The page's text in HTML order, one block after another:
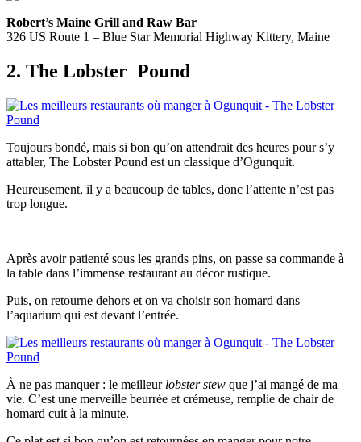
Robert’s Maine Grill and Raw Bar
326 US Route 1 – Blue Star Memorial Highway Kittery, Maine
2. The Lobster Pound
Toujours bondé, mais si bon qu’on attendrait des heures pour s’y
attabler, The Lobster Pound est un classique d’Ogunquit.
Heureusement, il y a beaucoup de tables, donc l’attente n’est pas
trop longue.
Après avoir patienté sous les grands pins, on passe sa commande à
la table dans l’immense restaurant au décor rustique.
Puis, on retourne dehors et on va choisir son homard dans
l’aquarium qui est devant l’entrée.
À ne pas manquer : le meilleur lobster stew que j’ai mangé de ma
vie. C’est une merveille beurrée et crémeuse, remplie de chair de
homard cuit à la minute.